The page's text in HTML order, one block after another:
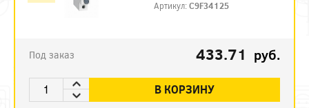
Артикул:C9F34125
Под заказ 433.71 руб.
В КОРЗИНУ